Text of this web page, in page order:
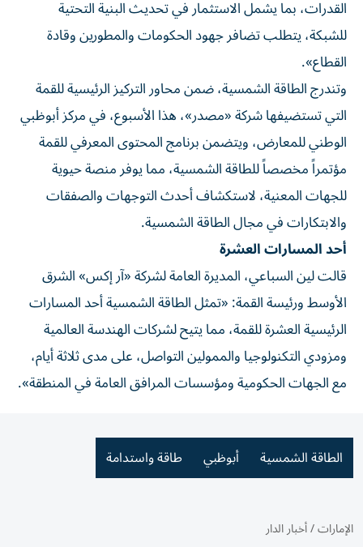
القدرات، بما يشمل الاستثمار في تحديث البنية التحتية
للشبكة، يتطلب تضافر جهود الحكومات والمطورين وقادة
القطاع».
وتندرج الطاقة الشمسية، ضمن محاور التركيز الرئيسية للقمة
التي تستضيفها شركة «مصدر»، هذا الأسبوع، في مركز أبوظبي
الوطني للمعارض، ويتضمن برنامج المحتوى المعرفي للقمة
مؤتمراً مخصصاً للطاقة الشمسية، مما يوفر منصة حيوية
للجهات المعنية، لاستكشاف أحدث التوجهات والصفقات
والابتكارات في مجال الطاقة الشمسية.
أحد المسارات العشرة
قالت لين السباعي، المديرة العامة لشركة «آر إكس» الشرق
الأوسط ورئيسة القمة: «تمثل الطاقة الشمسية أحد المسارات
الرئيسية العشرة للقمة، مما يتيح لشركات الهندسة العالمية
ومزودي التكنولوجيا والممولين التواصل، على مدى ثلاثة أيام،
مع الجهات الحكومية ومؤسسات المرافق العامة في المنطقة».
الطاقة الشمسية أبوظبي طاقة واستدامة
الإمارات/أخبار الدار